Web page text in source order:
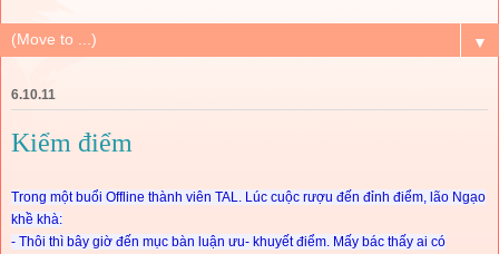
▼
6.10.11
Kiểm điểm
Trong một buổi Offline thành viên TAL. Lúc cuộc rượu đến đỉnh điểm, lão Ngạo
khề khà:
- Thôi thì bây giờ đến mục bàn luận ưu- khuyết điểm. Mấy bác thấy ai có